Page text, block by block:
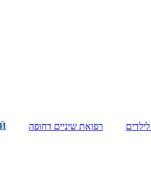
רפואת שיניים דחופה